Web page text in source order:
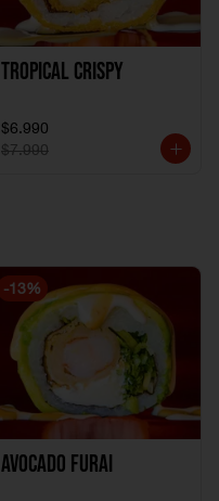
Tropical crispy
$6.990
$7.990
-13%
Avocado Furai